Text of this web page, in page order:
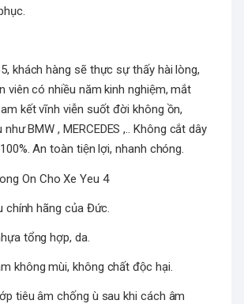
khách hàng sẽ thực sự thấy hài lòng,
viên có nhiều năm kinh nghiệm, mắt
kết vĩnh viễn suốt đời không ồn,
như BMW , MERCEDES ,.. Không cắt dây
An toàn tiện lợi, nhanh chóng.
chính hãng của Đức.
tổng hợp, da.
không mùi, không chất độc hại.
tiêu âm chống ù sau khi cách âm